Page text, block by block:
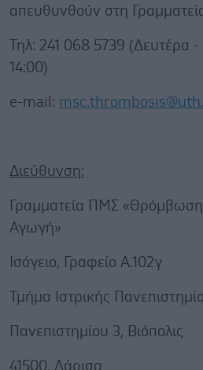
απευθυνθούν στη
Τηλ: 241 068 5739
14:00)
e-mail:
Διεύθυνση:
Γραμματεία ΠΜΣ «Θρόμβωση
Αγωγή»
Ισόγειο, Γραφείο Α.102γ
Τμήμα Ιατρικής
Πανεπιστημίου 3, Βιόπολις
41500, Λάρισα